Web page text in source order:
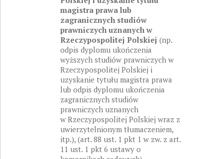
magistra prawa lub
zagranicznych studiów
prawniczych uznanych w
Rzeczypospolitej Polskiej (np.
odpis dyplomu ukończenia
wyższych studiów prawniczych w
Rzeczypospolitej Polskiej i
uzyskanie tytułu magistra prawa
lub odpis dyplomu ukończenia
zagranicznych studiów
prawniczych uznanych
w Rzeczypospolitej Polskiej wraz z
uwierzytelnionym tłumaczeniem,
itp.), (art. 88 ust. 1 pkt 1 w zw. z art.
11 ust. 1 pkt 6 ustawy o